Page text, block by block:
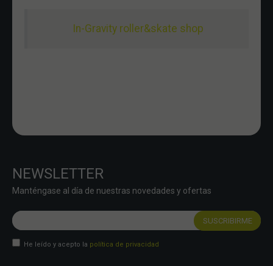
In-Gravity roller&skate shop
NEWSLETTER
Manténgase al día de nuestras novedades y ofertas
He leído y acepto la política de privacidad